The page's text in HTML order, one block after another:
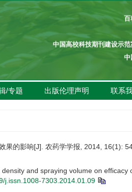
百
中国高校科技期刊建设示
中
中
中
百
中国
/专题 出版伦理声明 联系
果的影响[J]. 农药学学报, 2014, 16(1):
and spraying volume on efficacy
j.issn.1008-7303.2014.01.09